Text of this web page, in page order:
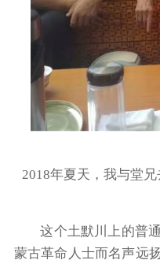
2018年夏天，我与堂
这个土默川上的普
蒙古革命人士而名声远